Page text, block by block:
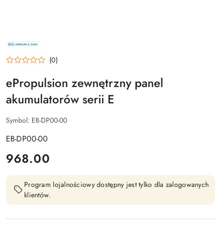
NAZWA
PRODUCENTA:
EPROPULSION (0)
ePropulsion zewnętrzny panel
akumulatorów serii E
Symbol: EB-DP00-00
EB-DP00-00
cena:
968.00
Program lojalnościowy dostępny jest tylko dla zalogowanych
klientów.